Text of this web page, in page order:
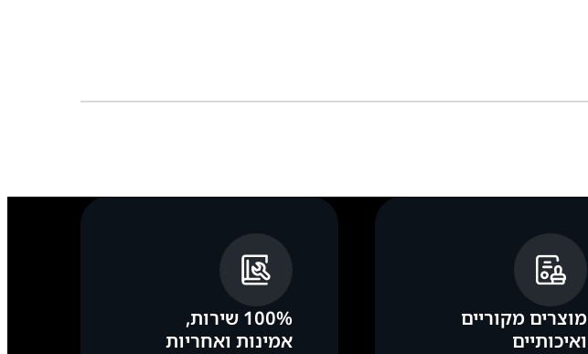
מוצרים מקוריים
ואיכותיים
100% שירות,
אמינות ואחריות